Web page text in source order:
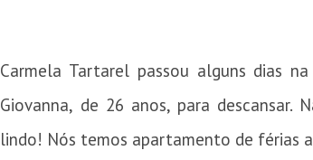
Carmela Tartarel passou alguns dias
Giovanna, de 26 anos, para descansar.
lindo! Nós temos apartamento de férias